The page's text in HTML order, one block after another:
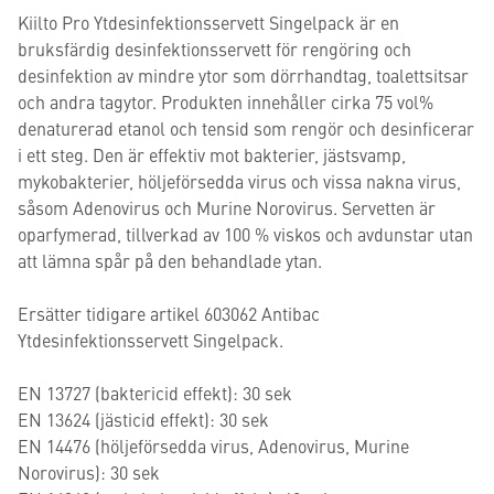
Kiilto Pro Ytdesinfektionsservett Singelpack är en
bruksfärdig desinfektionsservett för rengöring och
desinfektion av mindre ytor som dörrhandtag, toalettsitsar
och andra tagytor. Produkten innehåller cirka 75 vol%
denaturerad etanol och tensid som rengör och desinficerar
i ett steg. Den är effektiv mot bakterier, jästsvamp,
mykobakterier, höljeförsedda virus och vissa nakna virus,
såsom Adenovirus och Murine Norovirus. Servetten är
oparfymerad, tillverkad av 100 % viskos och avdunstar utan
att lämna spår på den behandlade ytan.
Ersätter tidigare artikel 603062 Antibac
Ytdesinfektionsservett Singelpack.
EN 13727 (baktericid effekt): 30 sek
EN 13624 (jästicid effekt): 30 sek
EN 14476 (höljeförsedda virus, Adenovirus, Murine
Norovirus): 30 sek